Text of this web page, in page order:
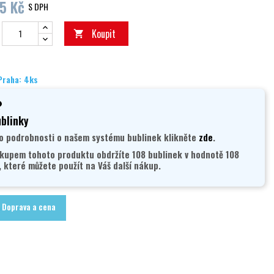
Kč S DPH
 Koupit
4ks
podrobnosti o našem systému bublinek klikněte zde.
tohoto produktu obdržíte 108 bublinek v hodnotě 108
které můžete použít na Váš další nákup.
Doprava a cena